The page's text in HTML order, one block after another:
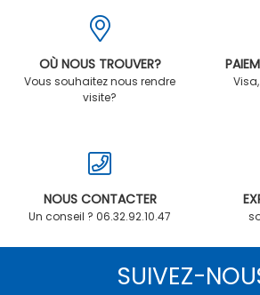
OÙ NOUS TROUVER?
Vous souhaitez nous rendre
visite?
NOUS CONTACTER
Un conseil ? 06.32.92.10.47
SUIVEZ-